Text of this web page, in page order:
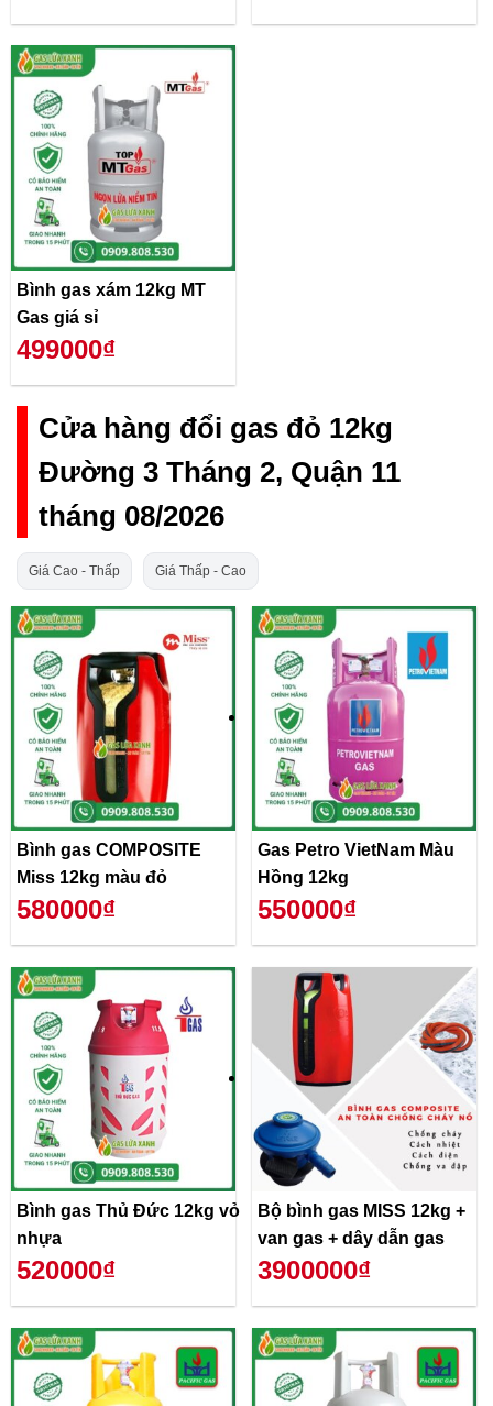
Bình gas xám 12kg MT
Gas giá sỉ
499000₫
Cửa hàng đổi gas đỏ 12kg
Đường 3 Tháng 2, Quận 11
tháng 08/2026
Giá Cao - Thấp Giá Thấp - Cao
Bình gas COMPOSITE
Miss 12kg màu đỏ
580000₫
Gas Petro VietNam Màu
Hồng 12kg
550000₫
Bình gas Thủ Đức 12kg vỏ
nhựa
520000₫
Bộ bình gas MISS 12kg +
van gas + dây dẫn gas
3900000₫